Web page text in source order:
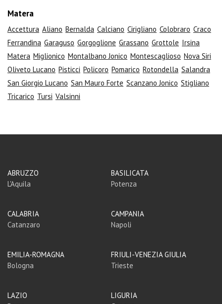
Matera
Accettura Aliano Bernalda Calciano Cirigliano Colobraro Craco
Ferrandina Garaguso Gorgoglione Grassano Grottole Irsina
Matera Miglionico Montalbano Jonico Montescaglioso Nova Siri
Oliveto Lucano Pisticci Policoro Pomarico Rotondella Salandra
San Giorgio Lucano San Mauro Forte Scanzano Jonico Stigliano
Tricarico Tursi Valsinni
ABRUZZO
L'Aquila
BASILICATA
Potenza
CALABRIA
Catanzaro
CAMPANIA
Napoli
EMILIA-ROMAGNA
Bologna
FRIULI-VENEZIA GIULIA
Trieste
LAZIO
LIGURIA